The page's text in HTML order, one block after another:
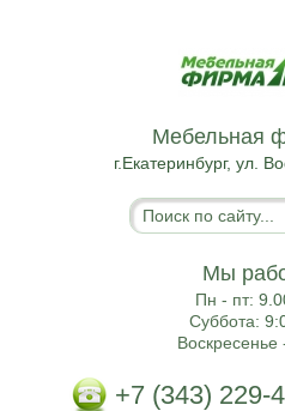
Мебельная
г.Екатеринбург, ул.
Мы
Пн - пт:
Суббота:
Воскресенье
+7 (343) 229-